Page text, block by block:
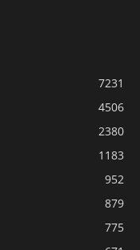
7231
4506
2380
1183
952
879
775